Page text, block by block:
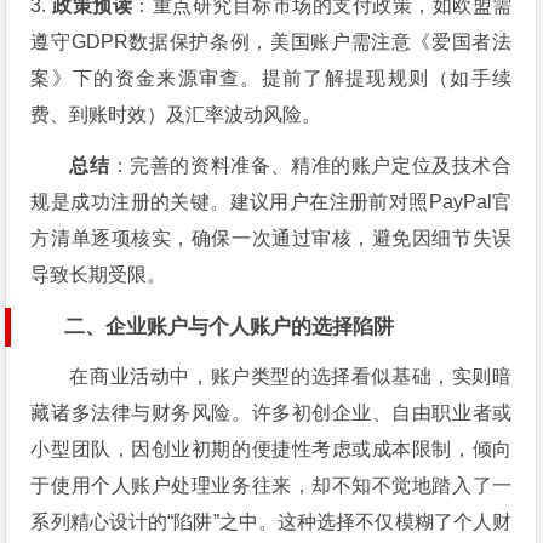
3. 政策预读 ：重点研究目标市场的支付政策，如欧盟需
遵守GDPR数据保护条例，美国账户需注意《爱国者法
案》下的资金来源审查。提前了解提现规则（如手续
费、到账时效）及汇率波动风险。
总结：完善的资料准备、精准的账户定位及技术合
规是成功注册的关键。建议用户在注册前对照PayPal官
方清单逐项核实，确保一次通过审核，避免因细节失误
导致长期受限。
二、企业账户与个人账户的选择陷阱
在商业活动中，账户类型的选择看似基础，实则暗
藏诸多法律与财务风险。许多初创企业、自由职业者或
小型团队，因创业初期的便捷性考虑或成本限制，倾向
于使用个人账户处理业务往来，却不知不觉地踏入了一
系列精心设计的“陷阱”之中。这种选择不仅模糊了个人财